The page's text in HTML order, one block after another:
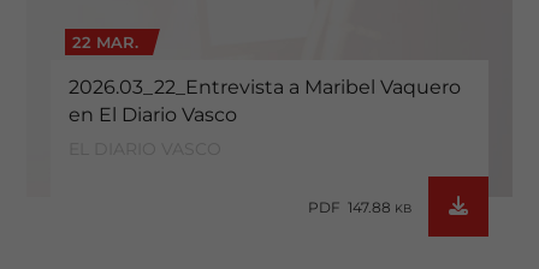
22 MAR.
2026.03_22_Entrevista a Maribel Vaquero
en El Diario Vasco
PDF 147.88 KB